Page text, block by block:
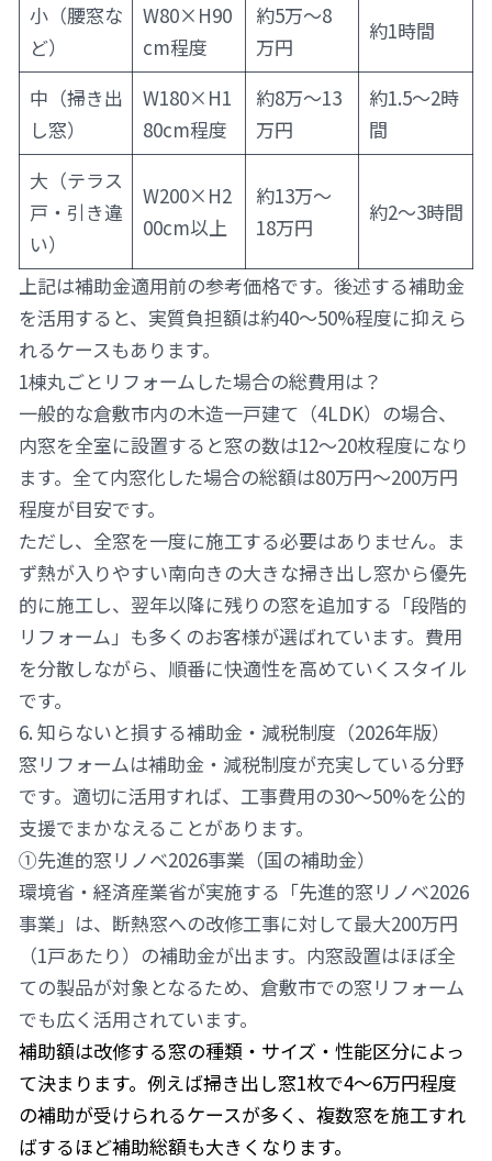
小（腰窓な
ど）
W80×H90
cm程度
約5万〜8
万円
約1時間
中（掃き出
し窓）
W180×H1
80cm程度
約8万〜13
万円
約1.5〜2時
間
大（テラス
戸・引き違
い）
W200×H2
00cm以上
約13万〜
18万円
約2〜3時間
上記は補助金適用前の参考価格です。後述する補助金
を活用すると、実質負担額は約40〜50%程度に抑えら
れるケースもあります。
1棟丸ごとリフォームした場合の総費用は？
一般的な倉敷市内の木造一戸建て（4LDK）の場合、
内窓を全室に設置すると窓の数は12〜20枚程度になり
ます。全て内窓化した場合の総額は80万円〜200万円
程度が目安です。
ただし、全窓を一度に施工する必要はありません。ま
ず熱が入りやすい南向きの大きな掃き出し窓から優先
的に施工し、翌年以降に残りの窓を追加する「段階的
リフォーム」も多くのお客様が選ばれています。費用
を分散しながら、順番に快適性を高めていくスタイル
です。
6. 知らないと損する補助金・減税制度（2026年版）
窓リフォームは補助金・減税制度が充実している分野
です。適切に活用すれば、工事費用の30〜50%を公的
支援でまかなえることがあります。
①先進的窓リノベ2026事業（国の補助金）
環境省・経済産業省が実施する「先進的窓リノベ2026
事業」は、断熱窓への改修工事に対して最大200万円
（1戸あたり）の補助金が出ます。内窓設置はほぼ全
ての製品が対象となるため、倉敷市での窓リフォーム
でも広く活用されています。
補助額は改修する窓の種類・サイズ・性能区分によっ
て決まります。例えば掃き出し窓1枚で4〜6万円程度
の補助が受けられるケースが多く、複数窓を施工すれ
ばするほど補助総額も大きくなります。